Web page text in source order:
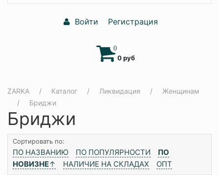
Войти Регистрация
0
0 руб
ZARKA Каталог Ликвидация
Женщинам
Бриджи
Бриджи
Сортировать по:
ПО НАЗВАНИЮ ПО ПОПУЛЯРНОСТИ
ПО
НОВИЗНЕ↑ НАЛИЧИЕ НА СКЛАДАХ ОПТ